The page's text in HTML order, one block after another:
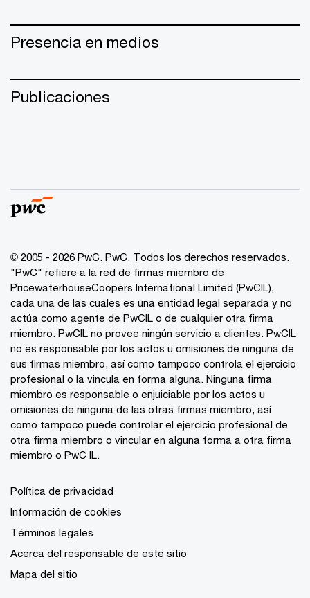
Presencia en medios
Publicaciones
© 2005 - 2026 PwC. PwC. Todos los derechos reservados.
"PwC" refiere a la red de firmas miembro de
PricewaterhouseCoopers International Limited (PwCIL),
cada una de las cuales es una entidad legal separada y no
actúa como agente de PwCIL o de cualquier otra firma
miembro. PwCIL no provee ningún servicio a clientes. PwCIL
no es responsable por los actos u omisiones de ninguna de
sus firmas miembro, así como tampoco controla el ejercicio
profesional o la vincula en forma alguna. Ninguna firma
miembro es responsable o enjuiciable por los actos u
omisiones de ninguna de las otras firmas miembro, así
como tampoco puede controlar el ejercicio profesional de
otra firma miembro o vincular en alguna forma a otra firma
miembro o PwC IL.
Política de privacidad
Información de cookies
Términos legales
Acerca del responsable de este sitio
Mapa del sitio